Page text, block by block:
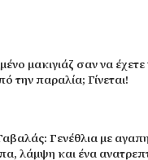
μακιγιάζ σαν να έχετε
την παραλία; Γίνεται!
Γενέθλια με
λάμψη και ένα